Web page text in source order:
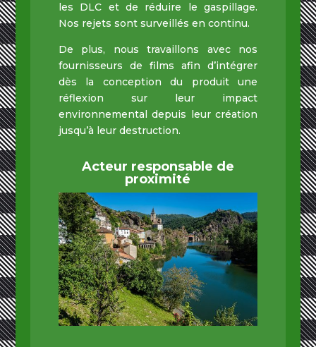
les DLC et de réduire le gaspillage.
Nos rejets sont surveillés en continu.
De plus, nous travaillons avec nos
fournisseurs de films afin d’intégrer
dès la conception du produit une
réflexion sur leur impact
environnemental depuis leur création
jusqu’à leur destruction.
Acteur responsable de
proximité